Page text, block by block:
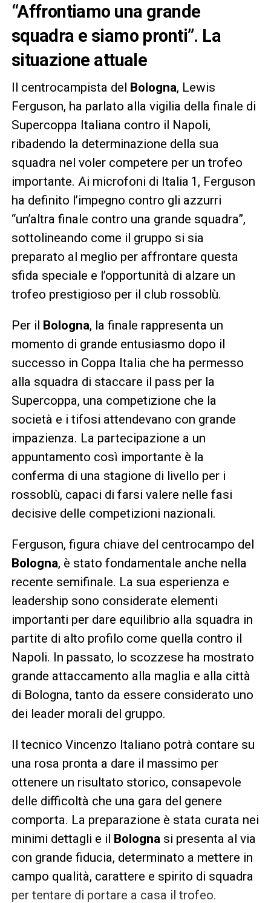
“Affrontiamo una grande
squadra e siamo pronti”. La
situazione attuale
Il centrocampista del Bologna, Lewis
Ferguson, ha parlato alla vigilia della finale di
Supercoppa Italiana contro il Napoli,
ribadendo la determinazione della sua
squadra nel voler competere per un trofeo
importante. Ai microfoni di Italia 1, Ferguson
ha definito l’impegno contro gli azzurri
“un’altra finale contro una grande squadra”,
sottolineando come il gruppo si sia
preparato al meglio per affrontare questa
sfida speciale e l’opportunità di alzare un
trofeo prestigioso per il club rossoblù.
Per il Bologna, la finale rappresenta un
momento di grande entusiasmo dopo il
successo in Coppa Italia che ha permesso
alla squadra di staccare il pass per la
Supercoppa, una competizione che la
società e i tifosi attendevano con grande
impazienza. La partecipazione a un
appuntamento così importante è la
conferma di una stagione di livello per i
rossoblù, capaci di farsi valere nelle fasi
decisive delle competizioni nazionali.
Ferguson, figura chiave del centrocampo del
Bologna, è stato fondamentale anche nella
recente semifinale. La sua esperienza e
leadership sono considerate elementi
importanti per dare equilibrio alla squadra in
partite di alto profilo come quella contro il
Napoli. In passato, lo scozzese ha mostrato
grande attaccamento alla maglia e alla città
di Bologna, tanto da essere considerato uno
dei leader morali del gruppo.
Il tecnico Vincenzo Italiano potrà contare su
una rosa pronta a dare il massimo per
ottenere un risultato storico, consapevole
delle difficoltà che una gara del genere
comporta. La preparazione è stata curata nei
minimi dettagli e il Bologna si presenta al via
con grande fiducia, determinato a mettere in
campo qualità, carattere e spirito di squadra
per tentare di portare a casa il trofeo.